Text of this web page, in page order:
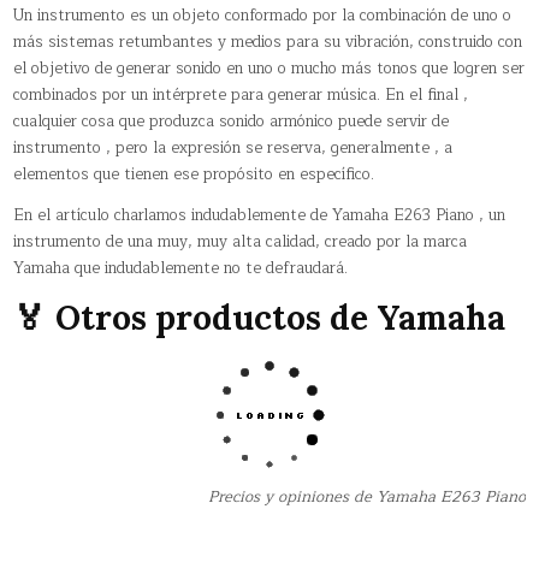
Un instrumento es un objeto conformado por la combinación de uno o
más sistemas retumbantes y medios para su vibración, construido con
el objetivo de generar sonido en uno o mucho más tonos que logren ser
combinados por un intérprete para generar música. En el final ,
cualquier cosa que produzca sonido armónico puede servir de
instrumento , pero la expresión se reserva, generalmente , a
elementos que tienen ese propósito en específico.
En el artículo charlamos indudablemente de Yamaha E263 Piano , un
instrumento de una muy, muy alta calidad, creado por la marca
Yamaha que indudablemente no te defraudará.
🏅 Otros productos de Yamaha
Precios y opiniones de Yamaha E263 Piano